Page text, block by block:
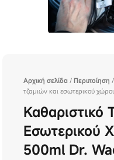
Αρχική σελίδα /Περιποίηση
τζαμιών και εσωτερικού
Καθαριστικό
Εσωτερικού
500ml Dr.